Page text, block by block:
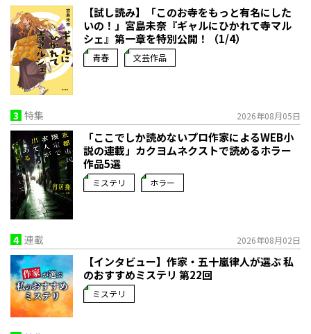
【試し読み】「このお寺をもっと有名にした
いの！」宮島未奈『ギャルにひかれて寺マル
シェ』第一章を特別公開！（1/4）
青春 文芸作品
3 特集 2026年08月05日
「ここでしか読めないプロ作家によるWEB小
説の連載」――カクヨムネクストで読めるホラー
作品5選
ミステリ ホラー
4 連載 2026年08月02日
【インタビュー】作家・五十嵐律人が選ぶ 私
のおすすめミステリ 第22回
ミステリ